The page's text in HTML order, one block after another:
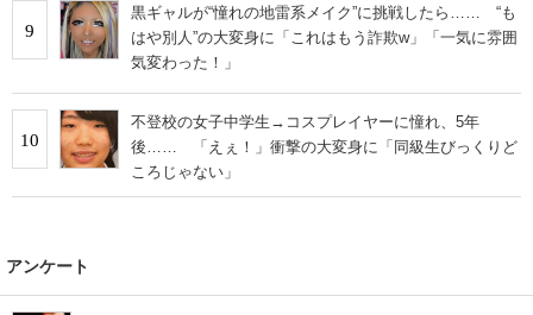
9
黒ギャルが“憧れの地雷系メイク”に挑戦したら…… “も
はや別人”の大変身に「これはもう詐欺w」「一気に雰囲
気変わった！」
10
不登校の女子中学生→コスプレイヤーに憧れ、5年
後…… 「えぇ！」衝撃の大変身に「同級生びっくりど
ころじゃない」
アンケート